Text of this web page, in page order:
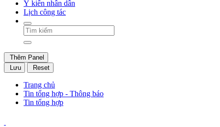
Ý kiến nhân dân
Lịch công tác
Thêm Panel
Lưu
Reset
Trang chủ
Tin tổng hợp - Thông báo
Tin tổng hợp